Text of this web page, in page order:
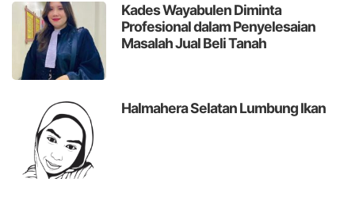
Kades Wayabulen Diminta
Profesional dalam Penyelesaian
Masalah Jual Beli Tanah
Halmahera Selatan Lumbung Ikan